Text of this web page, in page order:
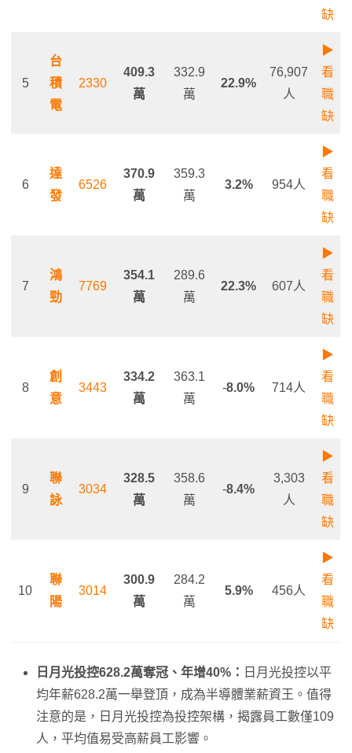
缺
5
台
積
電
2330
409.3
萬
332.9
萬
22.9%
76,907
人
▶
看
職
缺
6
達
發
6526
370.9
萬
359.3
萬
3.2% 954人
▶
看
職
缺
7
鴻
勁
7769
354.1
萬
289.6
萬
22.3% 607人
▶
看
職
缺
8
創
意
3443
334.2
萬
363.1
萬
-8.0% 714人
▶
看
職
缺
9
聯
詠
3034
328.5
萬
358.6
萬
-8.4%
3,303
人
▶
看
職
缺
10
聯
陽
3014
300.9
萬
284.2
萬
5.9% 456人
▶
看
職
缺
日月光投控628.2萬奪冠、年增40%： 日月光投控以平
均年薪628.2萬一舉登頂，成為半導體業薪資王。值得
注意的是，日月光投控為投控架構，揭露員工數僅109
人，平均值易受高薪員工影響。